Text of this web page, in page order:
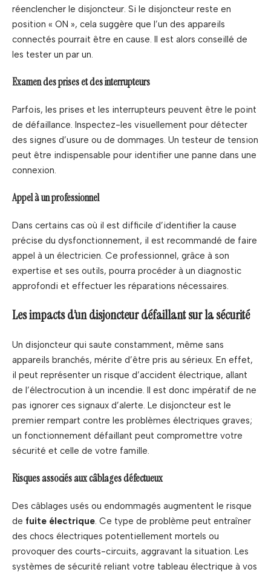
réenclencher le disjoncteur. Si le disjoncteur reste en
position « ON », cela suggère que l’un des appareils
connectés pourrait être en cause. Il est alors conseillé de
les tester un par un.
Examen des prises et des interrupteurs
Parfois, les prises et les interrupteurs peuvent être le point
de défaillance. Inspectez-les visuellement pour détecter
des signes d’usure ou de dommages. Un testeur de tension
peut être indispensable pour identifier une panne dans une
connexion.
Appel à un professionnel
Dans certains cas où il est difficile d’identifier la cause
précise du dysfonctionnement, il est recommandé de faire
appel à un électricien. Ce professionnel, grâce à son
expertise et ses outils, pourra procéder à un diagnostic
approfondi et effectuer les réparations nécessaires.
Les impacts d’un disjoncteur défaillant sur la sécurité
Un disjoncteur qui saute constamment, même sans
appareils branchés, mérite d’être pris au sérieux. En effet,
il peut représenter un risque d’accident électrique, allant
de l’électrocution à un incendie. Il est donc impératif de ne
pas ignorer ces signaux d’alerte. Le disjoncteur est le
premier rempart contre les problèmes électriques graves;
un fonctionnement défaillant peut compromettre votre
sécurité et celle de votre famille.
Risques associés aux câblages défectueux
Des câblages usés ou endommagés augmentent le risque
de fuite électrique . Ce type de problème peut entraîner
des chocs électriques potentiellement mortels ou
provoquer des courts-circuits, aggravant la situation. Les
systèmes de sécurité reliant votre tableau électrique à vos